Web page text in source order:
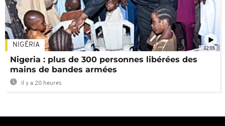
02:08
NIGÉRIA
Nigeria : plus de 300 personnes libérées des
mains de bandes armées
Il y a 20 heures